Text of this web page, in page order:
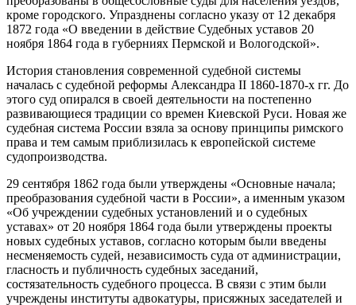
кроме городского. Упразднены согласно указу от 12 декабря
1872 года «О введении в действие Судебных уставов 20
ноября 1864 года в губерниях Пермской и Вологодской».
История становления современной судебной системы
началась с судебной реформы Александра II 1860-1870-х гг. До
этого суд опирался в своей деятельности на постепенно
развивающиеся традиции со времен Киевской Руси. Новая же
судебная система России взяла за основу принципы римского
права и тем самым приблизилась к европейской системе
судопроизводства.
29 сентября 1862 года были утверждены «Основные начала;
преобразования судебной части в России», а именным указом
«Об учреждении судебных установлений и о судебных
уставах» от 20 ноября 1864 года были утверждены проекты
новых судебных уставов, согласно которым были введены
несменяемость судей, независимость суда от администрации,
гласность и публичность судебных заседаний,
состязательность судебного процесса. В связи с этим были
учреждены институты адвокатуры, присяжных заседателей и